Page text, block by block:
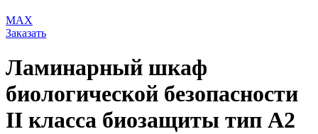
MAX
Заказать
Ламинарный шкаф
биологической безопасности
II класса биозащиты тип А2